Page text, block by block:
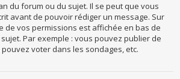
du forum ou du sujet. Il se peut que vous
avant de pouvoir rédiger un message. Sur
de vos permissions est affichée en bas de
Par exemple : vous pouvez publier de
voter dans les sondages, etc.